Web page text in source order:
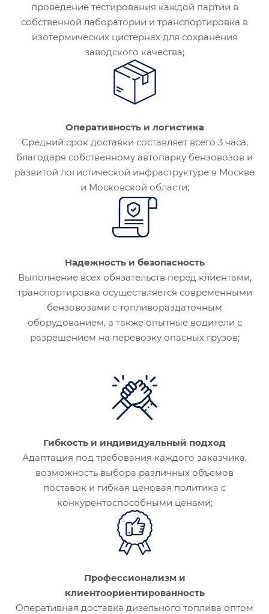
проведение тестирования каждой партии в
собственной лаборатории и транспортировка в
изотермических цистернах для сохранения
заводского качества;
Оперативность и логистика
Средний срок доставки составляет всего 3 часа,
благодаря собственному автопарку бензовозов и
развитой логистической инфраструктуре в Москве
и Московской области;
Надежность и безопасность
Выполнение всех обязательств перед клиентами,
транспортировка осуществляется современными
бензовозами с топливораздаточным
оборудованием, а также опытные водители с
разрешением на перевозку опасных грузов;
Гибкость и индивидуальный подход
Адаптация под требования каждого заказчика,
возможность выбора различных объемов
поставок и гибкая ценовая политика с
конкурентоспособными ценами;
Профессионализм и
клиентоориентированность
Оперативная доставка дизельного топлива оптом